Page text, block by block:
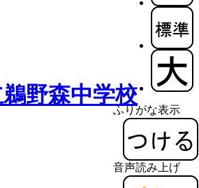
ふりがな表示
音声読み上げ
野森中学校